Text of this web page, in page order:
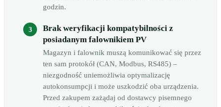
godzin.
Brak weryfikacji kompatybilności z
posiadanym falownikiem PV
Magazyn i falownik muszą komunikować się przez
ten sam protokół (CAN, Modbus, RS485) –
niezgodność uniemożliwia optymalizację
autokonsumpcji i może uszkodzić oba urządzenia.
Przed zakupem zażądaj od dostawcy pisemnego